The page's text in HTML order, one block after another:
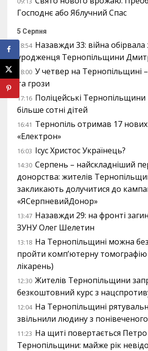
Господнє або Яблучний Спас
5 Серпня
18:54 Назавжди 33: війна обірвала
уродженця Тернопільщини
18:00 У четвер на Тернопільщині
та грози
17:16 Поліцейські
більше сотні дітей
16:41 Тернопіль отримав 17 нових
«Електрон»
16:03 Ісус Христос Українець?
14:30 Серпень – найскладніший
донорства: жителів
закликають долучитися до
«ЯСерпневийДонор»
13:47 Назавжди 29: на фронті
ЗУНУ Олег Шелетин
13:18 На Тернопільщині можна
пройти комп’ютерну томографію
лікарень)
12:30 Жителів Тернопільщини
безкоштовний курс з
12:04 На Тернопільщині
звільнили людину з
11:23 На щиті повертається Петро
Тернопільщини: майже рік